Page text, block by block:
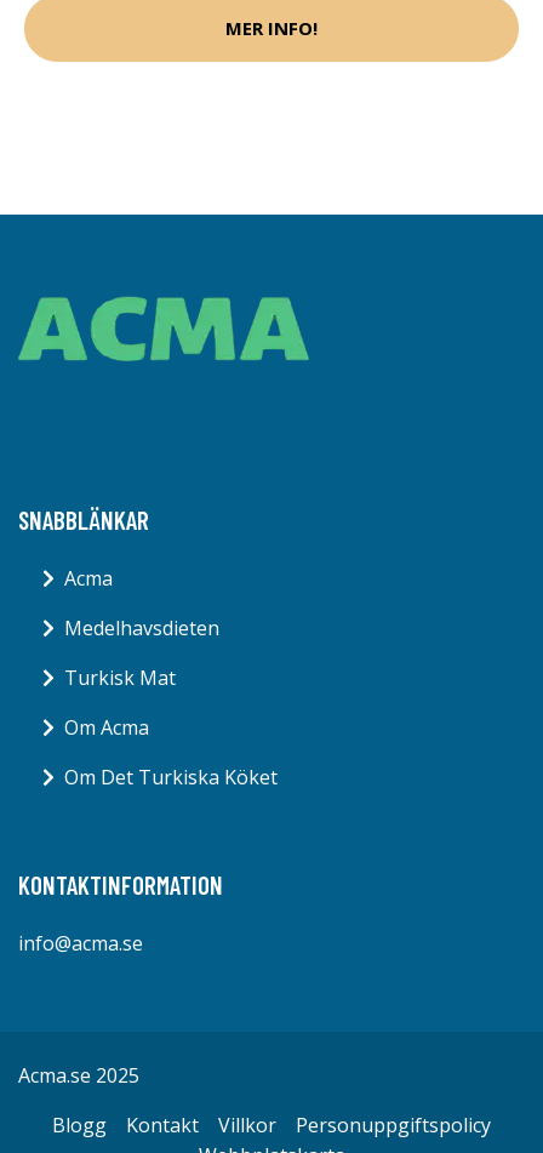
MER INFO!
SNABBLÄNKAR
Acma
Medelhavsdieten
Turkisk Mat
Om Acma
Om Det Turkiska Köket
KONTAKTINFORMATION
info@acma.se
Acma.se 2025
Blogg
Kontakt Villkor
Personuppgiftspolicy